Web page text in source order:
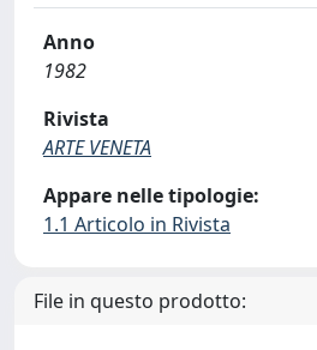
Anno
1982
Rivista
ARTE VENETA
Appare nelle tipologie:
1.1 Articolo in Rivista
File in questo prodotto: